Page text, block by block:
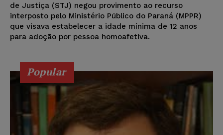
de Justiça (STJ) negou provimento ao recurso
interposto pelo Ministério Público do Paraná (MPPR)
que visava estabelecer a idade mínima de 12 anos
para adoção por pessoa homoafetiva.
Popular